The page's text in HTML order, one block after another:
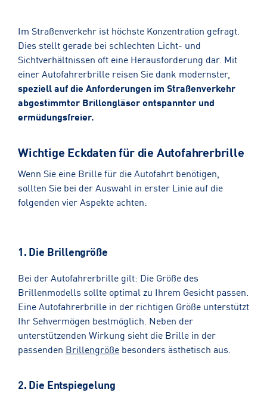
Im Straßenverkehr ist höchste Konzentration gefragt.
Dies stellt gerade bei schlechten Licht- und
Sichtverhältnissen oft eine Herausforderung dar. Mit
einer Autofahrerbrille reisen Sie dank modernster,
speziell auf die Anforderungen im Straßenverkehr
abgestimmter Brillengläser entspannter und
ermüdungsfreier.
Wichtige Eckdaten für die Autofahrerbrille
Wenn Sie eine Brille für die Autofahrt benötigen,
sollten Sie bei der Auswahl in erster Linie auf die
folgenden vier Aspekte achten:
1. Die Brillengröße
Bei der Autofahrerbrille gilt: Die Größe des
Brillenmodells sollte optimal zu Ihrem Gesicht passen.
Eine Autofahrerbrille in der richtigen Größe unterstützt
Ihr Sehvermögen bestmöglich. Neben der
unterstützenden Wirkung sieht die Brille in der
passenden Brillengröße besonders ästhetisch aus.
2. Die Entspiegelung